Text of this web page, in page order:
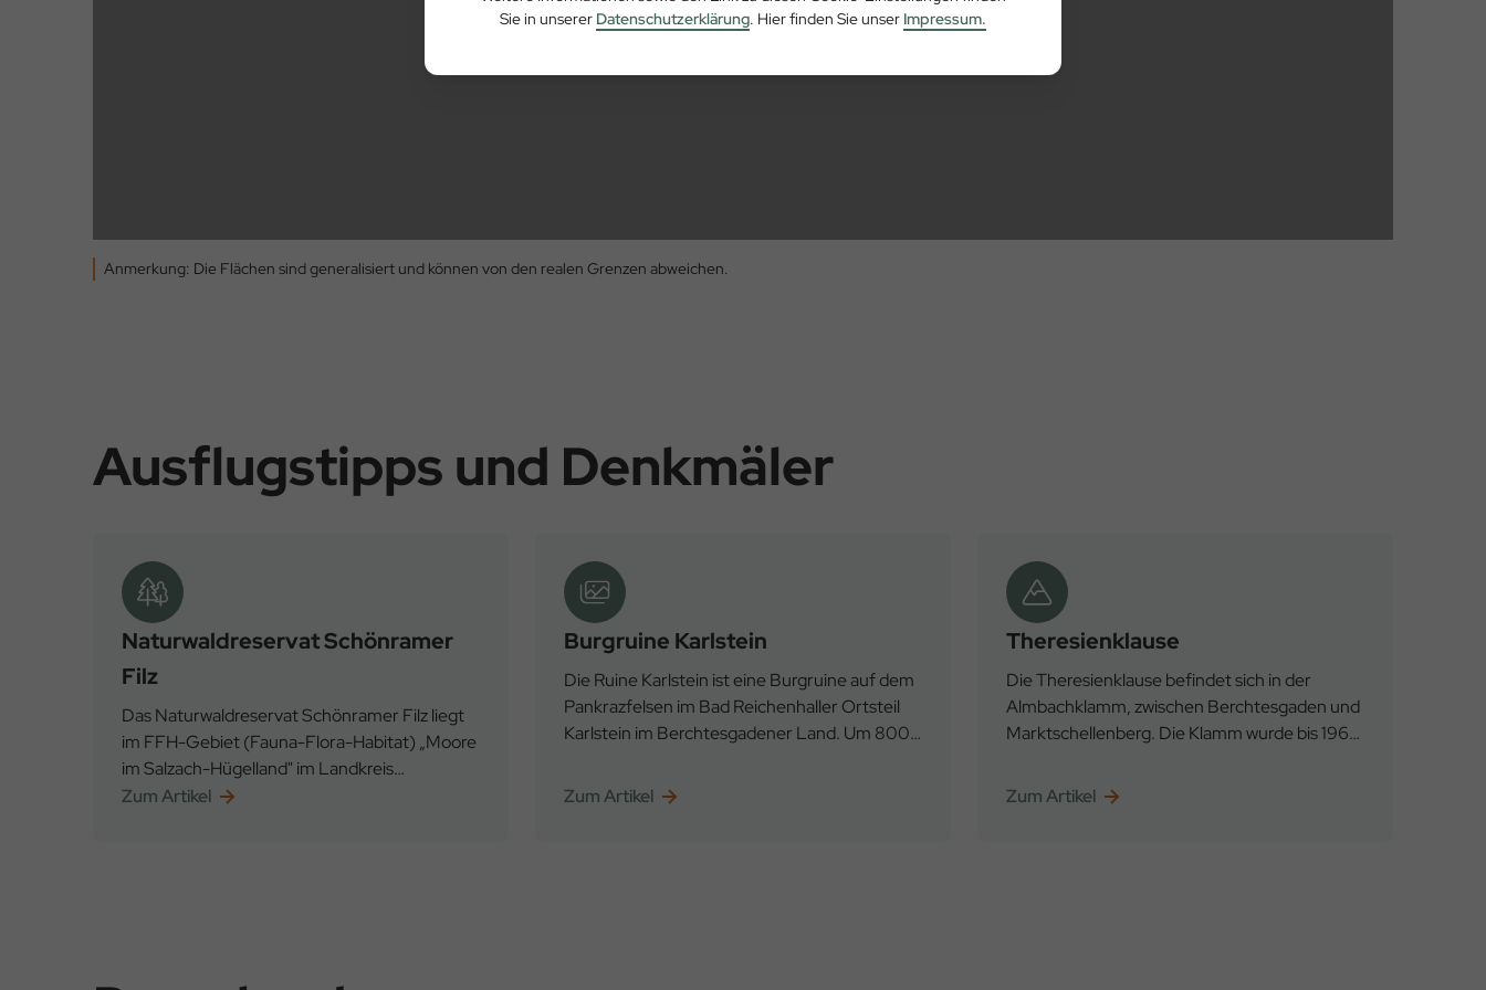
Sie in unserer Datenschutzerklärung. Hier finden Sie unser Impressum.
Anmerkung: Die Flächen sind generalisiert und können von den realen Grenzen abweichen.
Ausflugstipps und Denkmäler
Naturwaldreservat Schönramer
Filz
Das Naturwaldreservat Schönramer Filz liegt
im FFH-Gebiet (Fauna-Flora-Habitat) „Moore
im Salzach-Hügelland" im Landkreis
Traunstein. Es handelt sich um 56,2 Hektar
Zum Artikel
Burgruine Karlstein
Die Ruine Karlstein ist eine Burgruine auf dem
Pankrazfelsen im Bad Reichenhaller Ortsteil
Karlstein im Berchtesgadener Land. Um 800
Anlage errichtet haben.
Zum Artikel
Theresienklause
Die Theresienklause befindet sich in der
Almbachklamm, zwischen Berchtesgaden und
Marktschellenberg. Die Klamm wurde bis 1964
Holztransport mittels Wasserkraft zu
Zum Artikel